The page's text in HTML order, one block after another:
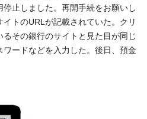
止しました。再開手続をお願いし
トのURLが記載されていた。クリ
その銀行のサイトと見た目が同じ
ードなどを入力した。後日、預金